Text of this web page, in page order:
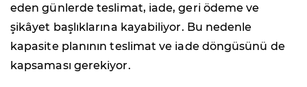
eden günlerde teslimat, iade, geri ödeme ve
şikâyet başlıklarına kayabiliyor. Bu nedenle
kapasite planının teslimat ve iade döngüsünü de
kapsaması gerekiyor.